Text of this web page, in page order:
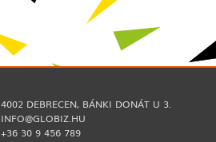
4002 DEBRECEN, BÁNKI DONÁT U 3.
INFO@GLOBIZ.HU
+36 30 9 456 789